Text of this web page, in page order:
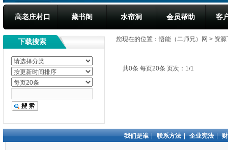
高老庄村口 藏书阁 水帘洞 会员帮助 客
下载搜索
共0条 每页20条 页次：1/1
您现在的位置：悟能（二师兄）网 > 资源
我们是谁 | 联系方法 | 企业宪法 |